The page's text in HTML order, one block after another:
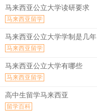
马来西亚公立大学读研要求
马来西亚留学
马来西亚公立大学学制是几年
马来西亚留学
马来西亚公立大学有哪些
马来西亚留学
高中生留学马来西亚
留学百科